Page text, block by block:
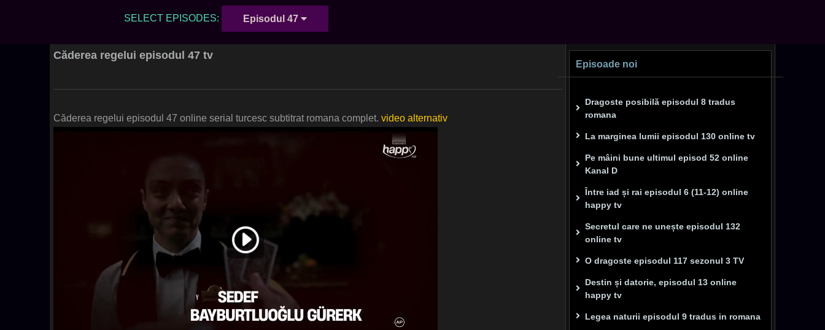
SELECT EPISODES: Episodul 47
Căderea regelui episodul 47 tv
Căderea regelui episodul 47 online serial turcesc subtitrat romana complet. video alternativ
Episoade noi
Dragoste posibilă episodul 8 tradus
romana
La marginea lumii episodul 130 online tv
Pe mâini bune ultimul episod 52 online
Kanal D
Între iad și rai episodul 6 (11-12) online
happy tv
Secretul care ne unește episodul 132
online tv
O dragoste episodul 117 sezonul 3 TV
Destin și datorie, episodul 13 online
happy tv
Legea naturii episodul 9 tradus in romana